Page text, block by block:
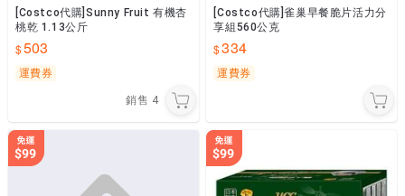
[Costco代購]Sunny Fruit 有機杏
桃乾 1.13公斤
503
運費券
銷售 4
[Costco代購]雀巢早餐脆片活力分
享組560公克
334
運費券